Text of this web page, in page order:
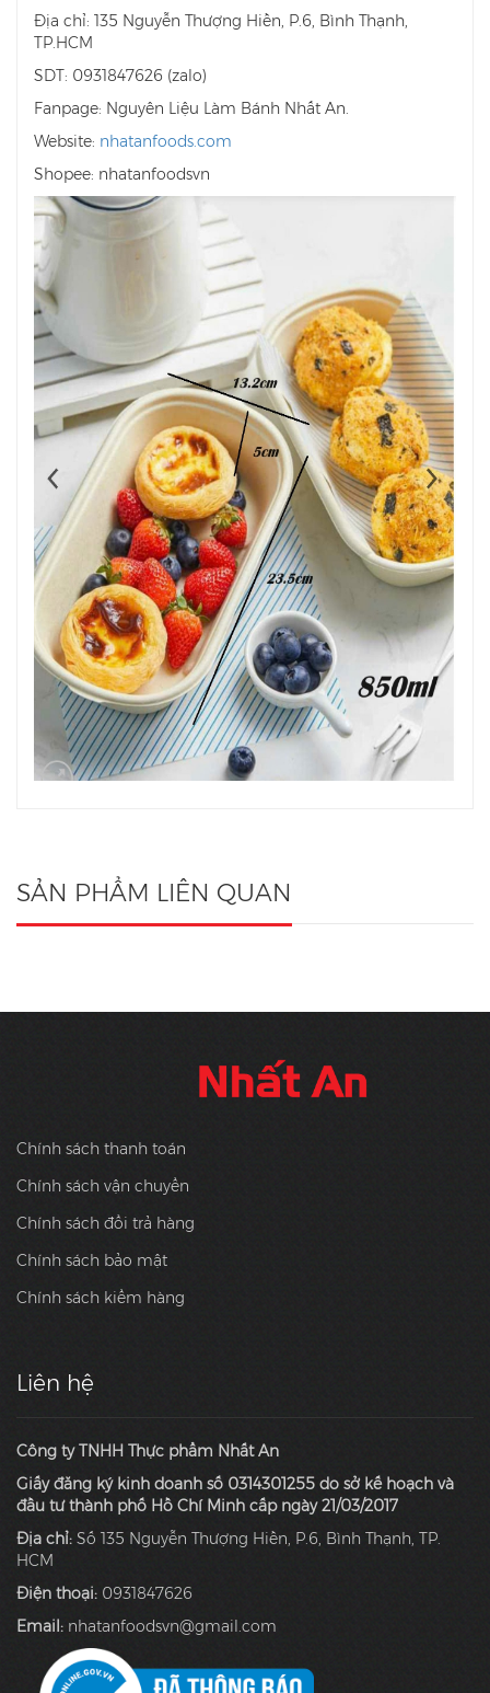
Địa chỉ: 135 Nguyễn Thượng Hiền, P.6, Bình Thạnh,
TP.HCM
SDT: 0931847626 (zalo)
Fanpage: Nguyên Liệu Làm Bánh Nhất An.
Website: nhatanfoods.com
Shopee: nhatanfoodsvn
SẢN PHẨM LIÊN QUAN
Chính sách thanh toán
Chính sách vận chuyển
Chính sách đổi trả hàng
Chính sách bảo mật
Chính sách kiểm hàng
Liên hệ
Công ty TNHH Thực phẩm Nhất An
Giấy đăng ký kinh doanh số 0314301255 do sở kế hoạch và
đầu tư thành phố Hồ Chí Minh cấp ngày 21/03/2017
Địa chỉ: Số 135 Nguyễn Thượng Hiền, P.6, Bình Thạnh, TP.
HCM
Điện thoại: 0931847626
Email: nhatanfoodsvn@gmail.com